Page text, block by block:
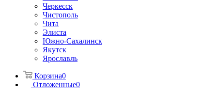
Черкесск
Чистополь
Чита
Элиста
Южно-Сахалинск
Якутск
Ярославль
Корзина0
Отложенные0